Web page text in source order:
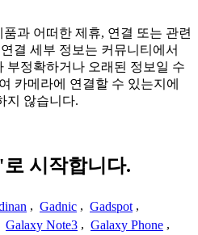
품과 어떠한 제휴, 연결 또는 관련
결 세부 정보는 커뮤니티에서
부정확하거나 오래된 정보일 수
카메라에 연결할 수 있는지에
지 않습니다.
시작합니다.
, Gadnic , Gadspot ,
Galaxy Note3 , Galaxy Phone ,